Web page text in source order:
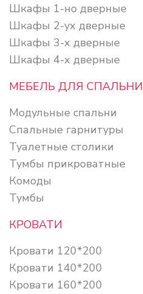
Шкафы 1-но дверные
Шкафы 2-ух дверные
Шкафы 3-х дверные
Шкафы 4-х дверные
МЕБЕЛЬ ДЛЯ СПАЛЬНИ
Модульные спальни
Спальные гарнитуры
Туалетные столики
Тумбы прикроватные
Комоды
Тумбы
КРОВАТИ
Кровати 120*200
Кровати 140*200
Кровати 160*200